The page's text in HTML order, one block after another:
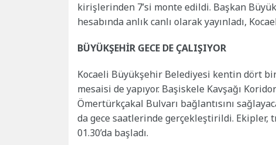
kirişlerinden 7’si monte edildi. Başkan
hesabında anlık canlı olarak yayınladı,
BÜYÜKŞEHİR GECE DE ÇALIŞIYOR
Kocaeli Büyükşehir Belediyesi kentin dört
mesaisi de yapıyor. Başiskele Kavşağı
Ömertürkçakal Bulvarı bağlantısını
da gece saatlerinde gerçekleştirildi. Ekipler,
01.30’da başladı.